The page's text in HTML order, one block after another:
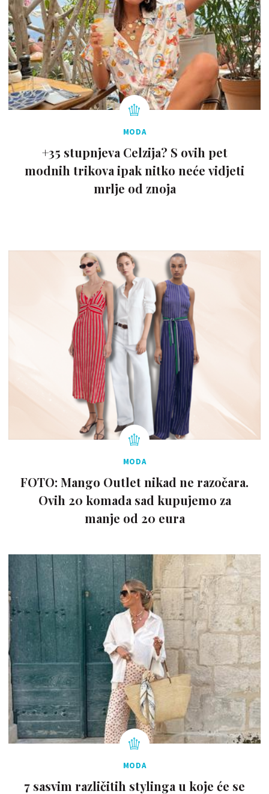
MODA
+35 stupnjeva Celzija? S ovih pet
modnih trikova ipak nitko neće vidjeti
mrlje od znoja
MODA
FOTO: Mango Outlet nikad ne razočara.
Ovih 20 komada sad kupujemo za
manje od 20 eura
MODA
7 sasvim različitih stylinga u koje će se